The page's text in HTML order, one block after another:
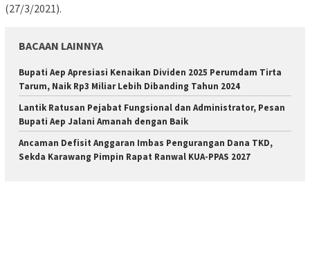
(27/3/2021).
BACAAN LAINNYA
Bupati Aep Apresiasi Kenaikan Dividen 2025 Perumdam Tirta
Tarum, Naik Rp3 Miliar Lebih Dibanding Tahun 2024
Lantik Ratusan Pejabat Fungsional dan Administrator, Pesan
Bupati Aep Jalani Amanah dengan Baik
Ancaman Defisit Anggaran Imbas Pengurangan Dana TKD,
Sekda Karawang Pimpin Rapat Ranwal KUA-PPAS 2027